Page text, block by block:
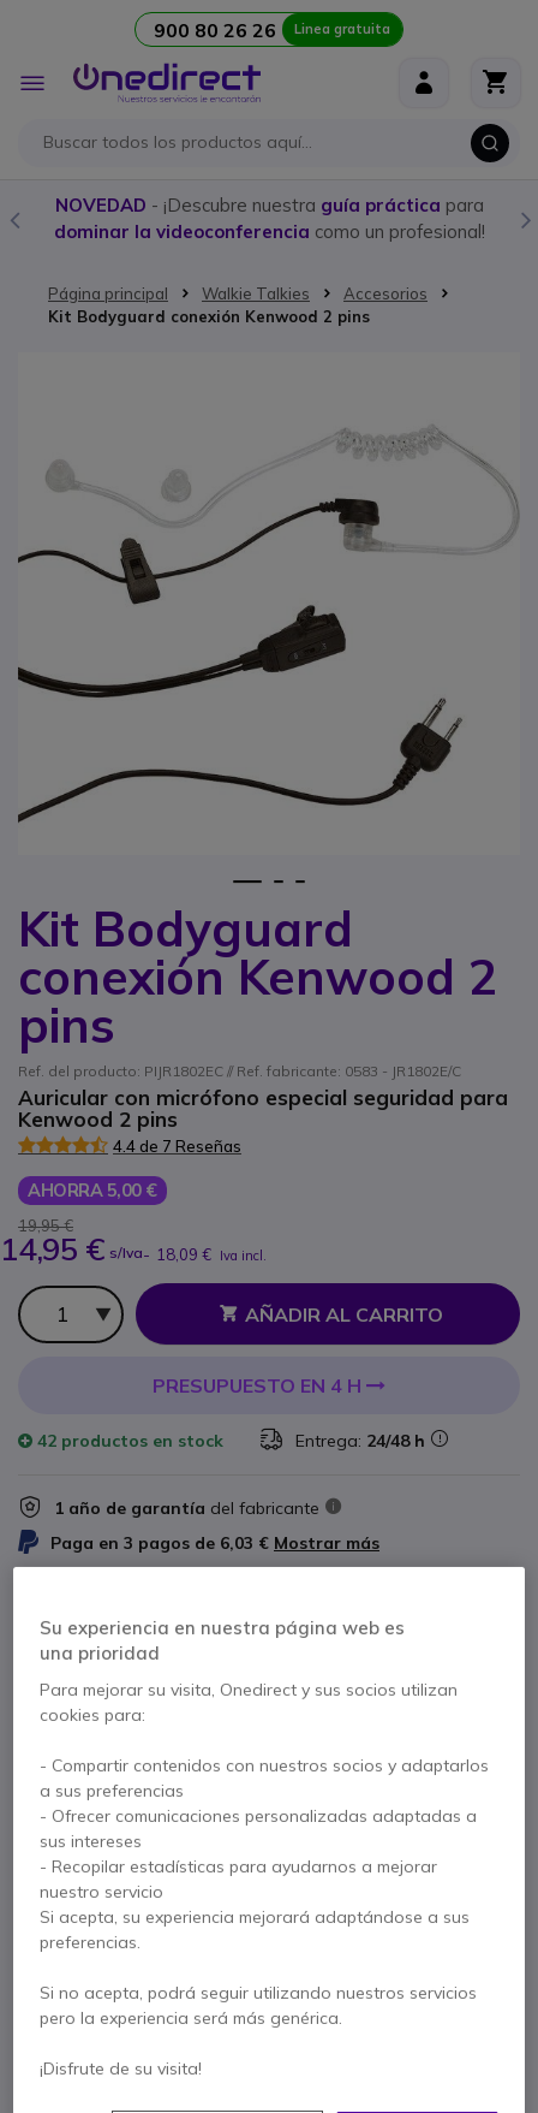
900 80 26 26 Linea gratuita
Toggle
Nav
NOVEDAD - ¡Descubre nuestra guía práctica para
dominar la videoconferencia como un profesional!
Página principal Walkie Talkies
Accesorios
Kit Bodyguard conexión Kenwood 2 pins
Kit Bodyguard
conexión Kenwood 2
pins
Ref. del producto: PIJR1802EC // Ref. fabricante: 0583 - JR1802E/C
Auricular con micrófono especial seguridad para
Kenwood 2 pins
4.4 de 7 Reseñas
AHORRA 5,00 €
19,95 €
14,95 € s/Iva- 18,09 € Iva incl.
Cantidad
AÑADIR AL CARRITO
PRESUPUESTO EN 4 H
42 productos en stock Entrega: 24/48 h
1 año de garantía del fabricante
Paga en 3 pagos de 6,03 € Mostrar más
Características principales
Micrófono incorporado.
Push-to-talk (PTT).
Un solo auricular.
Punta de goma para mayor comodidad en usos
prolongados.
Conexión para Kenwood 2 pins.
Longitud del cable: 90 cm
Mostrar más
Se entrega con
1 x Kit Bodyguard conexión Kenwood 2 pins
Saltar al comienzo de la galería de imágenes
Su experiencia en nuestra página web es
una prioridad
Para mejorar su visita, Onedirect y sus socios utilizan
cookies para:
- Compartir contenidos con nuestros socios y adaptarlos
a sus preferencias
- Ofrecer comunicaciones personalizadas adaptadas a
sus intereses
- Recopilar estadísticas para ayudarnos a mejorar
nuestro servicio
Si acepta, su experiencia mejorará adaptándose a sus
preferencias.
Si no acepta, podrá seguir utilizando nuestros servicios
pero la experiencia será más genérica.
¡Disfrute de su visita!